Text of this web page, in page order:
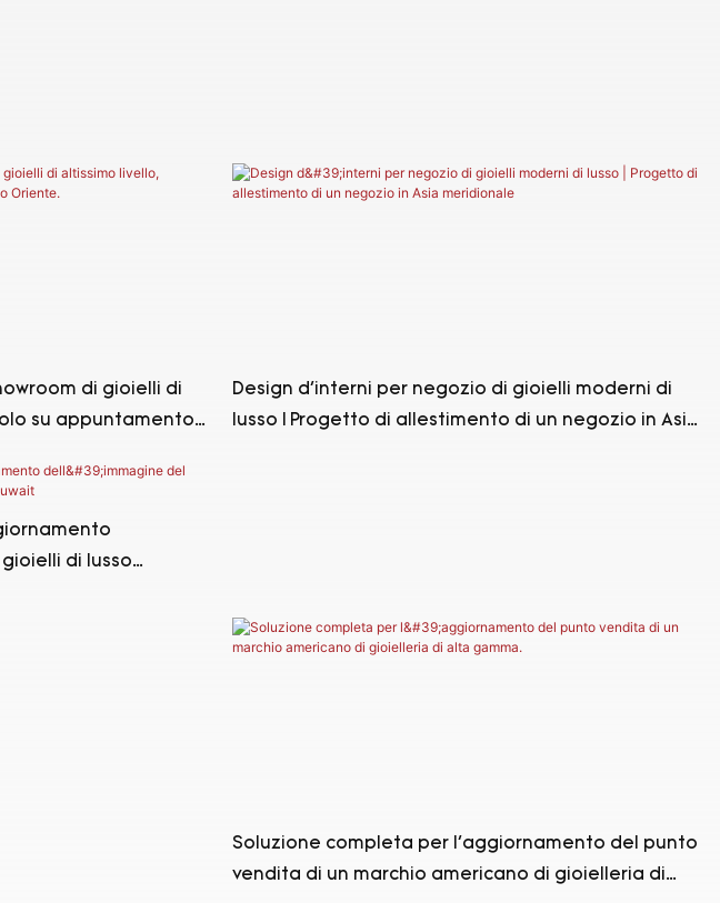
di gioielli di
su appuntamento,
Design d'interni per negozio di gioielli moderni di
lusso | Progetto di allestimento di un negozio in Asia
di lusso
Soluzione completa per l'aggiornamento del punto
vendita di un marchio americano di gioielleria di